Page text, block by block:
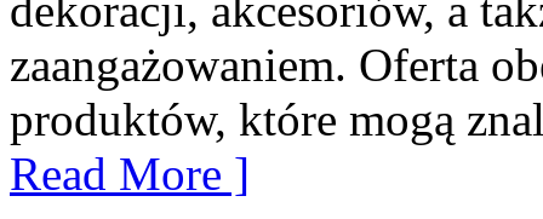
zaangażowaniem. Oferta
produktów, które mogą
Read More ]